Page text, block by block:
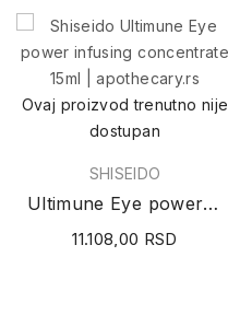
Ovaj proizvod trenutno nije
dostupan
SHISEIDO
Ultimune Eye power infusing concentrate 15ml
11.108,00 RSD